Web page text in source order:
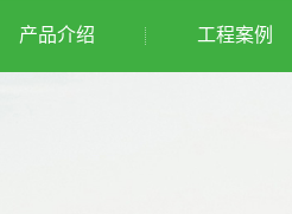
产品介绍 工程案例